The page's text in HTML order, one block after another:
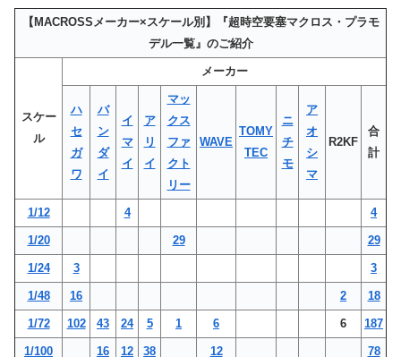
【MACROSSメーカー×スケール別】『超時空要塞マクロス・プラモ
デル一覧』のご紹介
スケー
ル
メーカー
ハ
セ
ガ
ワ
バ
ン
ダ
イ
イ
マ
イ
ア
リ
イ
マッ
クス
ファ
クト
リー
WAVE
TOMY
TEC
ニ
チ
モ
ア
オ
シ
マ
R2KF
合
計
1/12 4 4
1/20 29 29
1/24 3 3
1/48 16 2 18
1/72 102 43 24 5 1 6 6 187
1/100 16 12 38 12 78